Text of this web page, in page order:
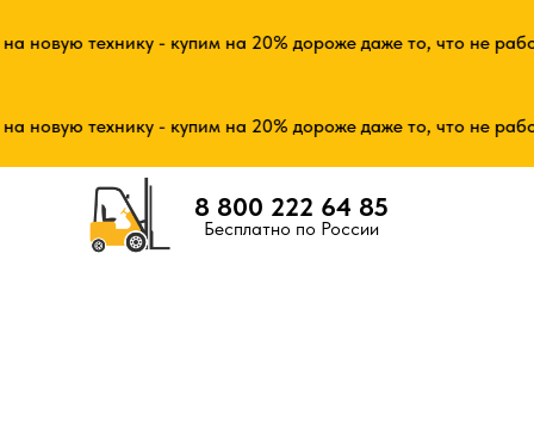
технику - купим на 20% дороже даже то, что не
технику - купим на 20% дороже даже то, что не
8 800 222 64 85
Бесплатно по России